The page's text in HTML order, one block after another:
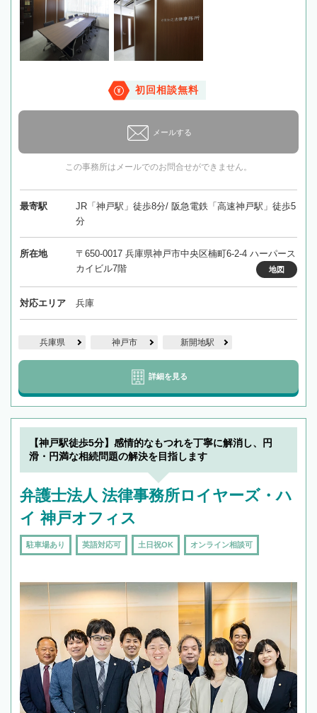
初回相談無料
メールする
この事務所はメールでのお問合せができません。
最寄駅
JR「神戸駅」徒歩8分/ 阪急電鉄「高速神戸駅」徒歩5
分
所在地
〒650-0017 兵庫県神戸市中央区楠町6-2-4 ハーパース
カイビル7階
地図
対応エリア 兵庫
兵庫県 神戸市 新開地駅
詳細を見る
【神戸駅徒歩5分】感情的なもつれを丁寧に解消し、円
滑・円満な相続問題の解決を目指します
弁護士法人 法律事務所ロイヤーズ・ハ
イ 神戸オフィス
駐車場あり 英語対応可 土日祝OK オンライン相談可